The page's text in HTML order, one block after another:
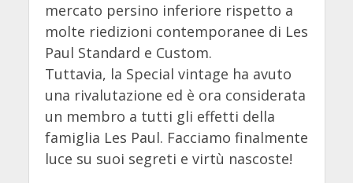
mercato persino inferiore rispetto a
molte riedizioni contemporanee di Les
Paul Standard e Custom.
Tuttavia, la Special vintage ha avuto
una rivalutazione ed è ora considerata
un membro a tutti gli effetti della
famiglia Les Paul. Facciamo finalmente
luce su suoi segreti e virtù nascoste!